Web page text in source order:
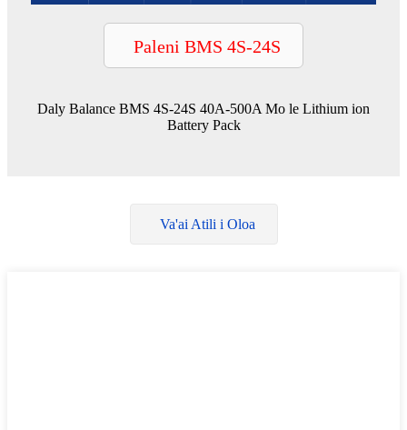
Paleni BMS 4S-24S
Daly Balance BMS 4S-24S 40A-500A Mo le Lithium ion
Battery Pack
Va'ai Atili i Oloa